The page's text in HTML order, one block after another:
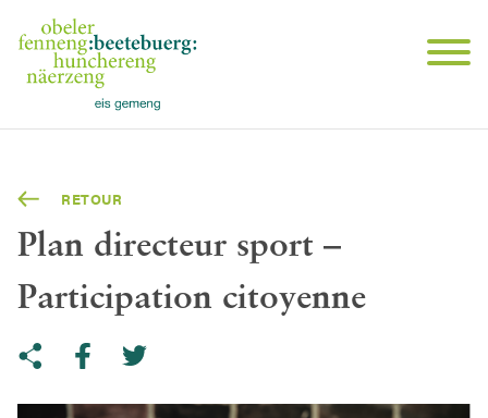
RETOUR
Plan directeur sport –
Participation citoyenne
Share on facebook